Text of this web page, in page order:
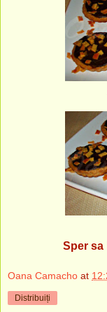
Sper sa
Oana Camacho at
Distribuiți